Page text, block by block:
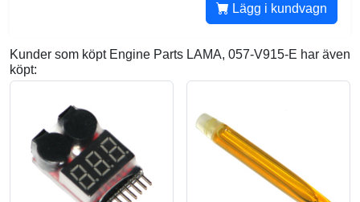
Lägg i kundvagn
Kunder som köpt Engine Parts LAMA, 057-V915-E har även
köpt: